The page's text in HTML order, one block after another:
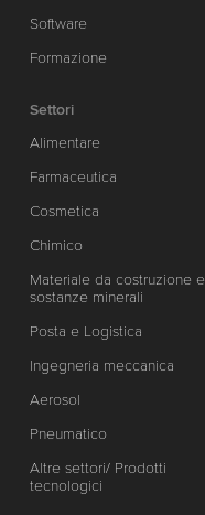
Software
Formazione
Settori
Alimentare
Farmaceutica
Cosmetica
Chimico
Materiale da costruzione e
sostanze minerali
Posta e Logistica
Ingegneria meccanica
Aerosol
Pneumatico
Altre settori/ Prodotti
tecnologici